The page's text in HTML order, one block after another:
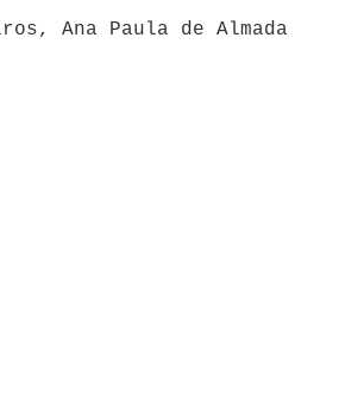
de Almada / Affonso, Sarah / Negreiros, Ana Paula de Almada